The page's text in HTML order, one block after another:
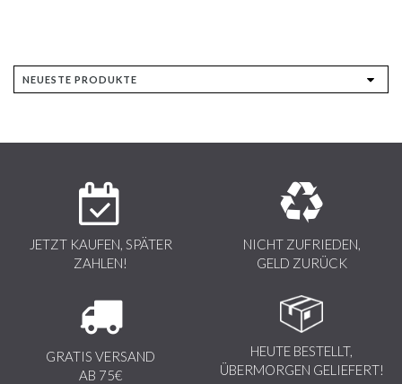
JETZT KAUFEN, SPÄTER
ZAHLEN!
NICHT ZUFRIEDEN,
GELD ZURÜCK
GRATIS VERSAND
AB 75€
HEUTE BESTELLT,
ÜBERMORGEN GELIEFERT!